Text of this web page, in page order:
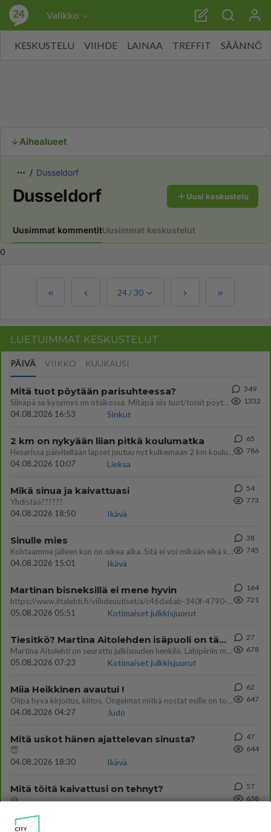
Valikko
KESKUSTELU VIIHDE LAINAA TREFFIT SÄÄNNÖT
Aihealueet
Dusseldorf
Dusseldorf Uusi keskustelu
Uusimmat kommentitUusimmat keskustelut
0
24 /30
LUETUIMMAT KESKUSTELUT
PÄIVÄ VIIKKO KUUKAUSI
Mitä tuot pöytään parisuhteessa?
Siinäpä se kysymys on otsikossa. Mitäpä siis tuot/toisit pöytään parisuhteessa? Oletko mies vai nainen? Koetko sen mitä
04.08.2026 16:53
Sinkut
349
1332
2 km on nykyään liian pitkä koulumatka
Hesarissa päivitellään lapset joutuu nyt kulkemaan 2 km kouluun jösses. Ruostefillarilla tuo matka menee vaikka miten äk
04.08.2026 10:07
Lieksa
65
786
Mikä sinua ja kaivattuasi
Yhdistää??????
04.08.2026 18:50
Ikävä
54
773
Sinulle mies
Kohtaamme jälleen kun on oikea aika. Sitä ei voi mikään eikä kukaan estää <3 <3
04.08.2026 15:01
Ikävä
38
745
Martinan bisneksillä ei mene hyvin
https://www.iltalehti.fi/viihdeuutiset/a/c46da6ab-340f-4790-aaa7-0865eed2336 Yrityksen konkurssihakemus on tullut kärä
05.08.2026 05:51
Kotimaiset julkkisjuorut
164
721
Tiesitkö? Martina Aitolehden isäpuoli on tämä suosittu laulaja
Martina Aitolehti on seurattu julkisuuden henkilö. Lähipiiriin mahtuu muitakin tunnettuja henkilöitä. Tiesitkö, että Ma
05.08.2026 07:23
Kotimaiset julkkisjuorut
27
678
Miia Heikkinen avautui !
Olipa hyvä kirjoitus, kiitos. Ongelmat mitkä nostat esille on todellisia ja tämä ylimielisyys totta ja se näkyy kaikessa
04.08.2026 04:27
Judo
62
647
Mitä uskot hänen ajattelevan sinusta?
😇
04.08.2026 18:30
Ikävä
47
644
Mitä töitä kaivattusi on tehnyt?
😅
57
638